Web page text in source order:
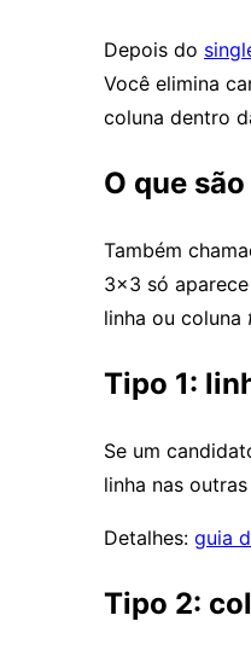
Depois do
Você elimina
coluna dentro
O que
Também
3×3 só
linha ou coluna
Tipo 1:
Se um
linha nas
Detalhes: guia
Tipo 2: